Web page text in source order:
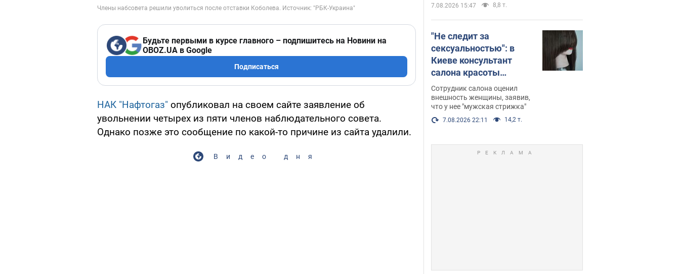
Будьте первыми в курсе главного – подпишитесь на Новини на
OBOZ.UA в Google
Подписаться
НАК "Нафтогаз" опубликовал на своем сайте заявление об
увольнении четырех из пяти членов наблюдательного совета.
Однако позже это сообщение по какой-то причине из сайта удалили.
Видео дня
7.08.2026 15:47 8,8 т.
"Не следит за
сексуальностью": в
Киеве консультант
салона красоты
оскорбил женщину
после химиотерапии,
разгорелся скандал.
Фото
Сотрудник салона оценил
внешность женщины, заявив,
что у нее "мужская стрижка"
7.08.2026 22:11 14,2 т.